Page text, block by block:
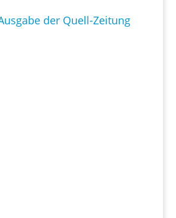
der Quell-Zeitung